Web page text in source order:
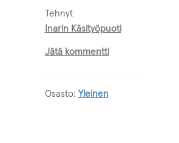
tehnyt
Inarin Käsityöpuoti
Jätä kommentti
Osasto: Yleinen